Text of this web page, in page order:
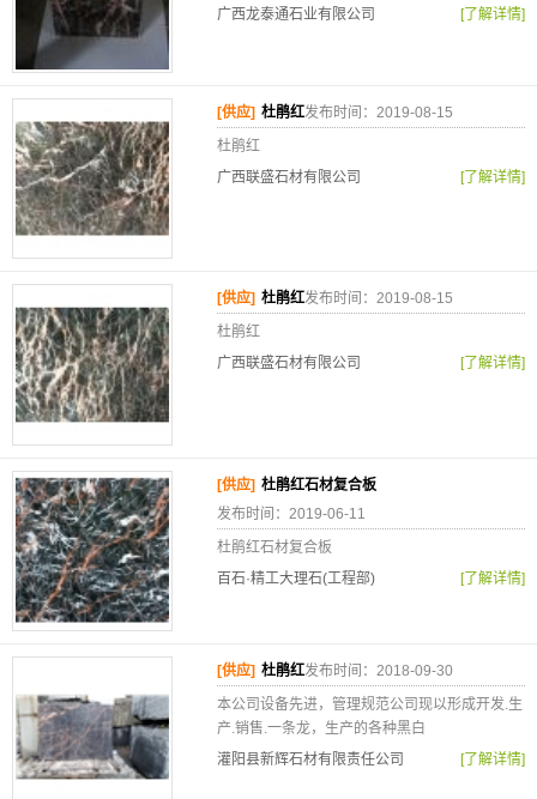
广西龙泰通石业有限公司
[了解详情]
[供应] 杜鹃红发布时间：2019-08-15
杜鹃红
广西联盛石材有限公司
[了解详情]
[供应] 杜鹃红发布时间：2019-08-15
杜鹃红
广西联盛石材有限公司
[了解详情]
[供应] 杜鹃红石材复合板
发布时间：2019-06-11
杜鹃红石材复合板
百石·精工大理石(工程部)
[了解详情]
[供应] 杜鹃红发布时间：2018-09-30
本公司设备先进，管理规范公司现以形成开发.生
产.销售.一条龙，生产的各种黑白
灌阳县新辉石材有限责任公司
[了解详情]